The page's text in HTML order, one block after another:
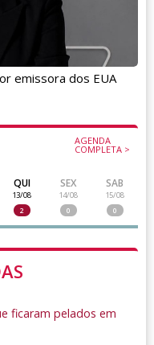
AGENDA
COMPLETA >
QUI
13/08
2
SEX
14/08
0
SAB
15/08
0
ficaram pelados em
emissora dos EUA